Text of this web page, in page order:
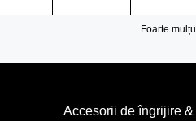
Foarte
Accesorii de îngrijire &